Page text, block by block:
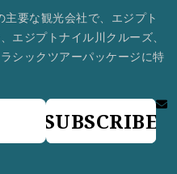
要な観光会社で、エジプト
エジプトナイル川クルーズ、
シックツアーパッケージに特
SUBSCRIBE